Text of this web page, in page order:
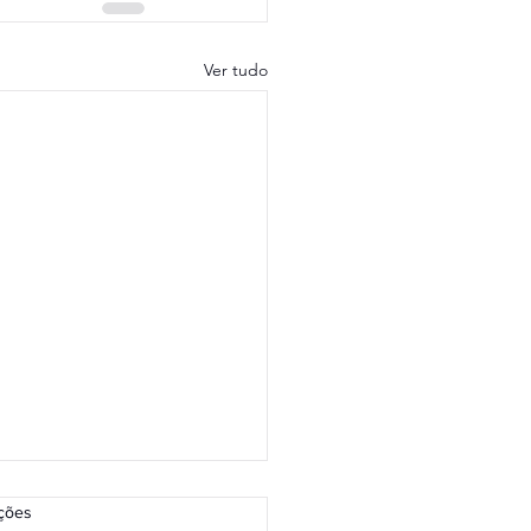
Ver tudo